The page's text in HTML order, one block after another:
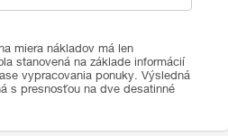
miera nákladov má len
stanovená na základe informácií
vypracovania ponuky. Výsledná
s presnosťou na dve desatinné